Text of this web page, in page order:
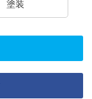
塗装